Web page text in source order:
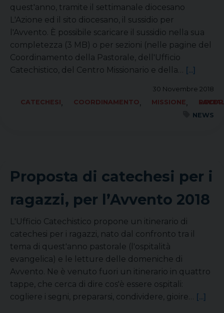
quest'anno, tramite il settimanale diocesano
L'Azione ed il sito diocesano, il sussidio per
l'Avvento. È possibile scaricare il sussidio nella sua
completezza (3 MB) o per sezioni (nelle pagine del
Coordinamento della Pastorale, dell'Ufficio
Catechistico, del Centro Missionario e della… [...]
30 Novembre 2018
CATECHESI, COORDINAMENTO, MISSIONE,
SOCIALE LAVORO PACE
NEWS
Proposta di catechesi per i
ragazzi, per l’Avvento 2018
L'Ufficio Catechistico propone un itinerario di
catechesi per i ragazzi, nato dal confronto tra il
tema di quest'anno pastorale (l'ospitalità
evangelica) e le letture delle domeniche di
Avvento. Ne è venuto fuori un itinerario in quattro
tappe, che cerca di dire cos'è essere ospitali:
cogliere i segni, prepararsi, condividere, gioire… [...]